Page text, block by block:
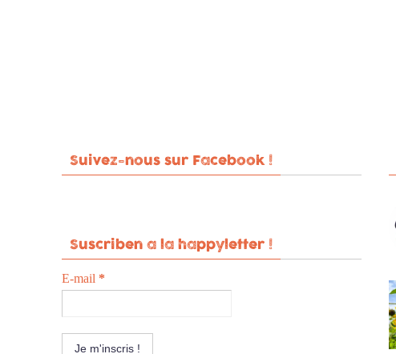
Suivez-nous sur Facebook !
Suscriben a la happyletter !
E-mail *